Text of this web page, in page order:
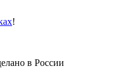
!
в России